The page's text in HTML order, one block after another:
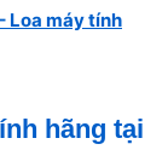
Loa máy tính
hãng tại